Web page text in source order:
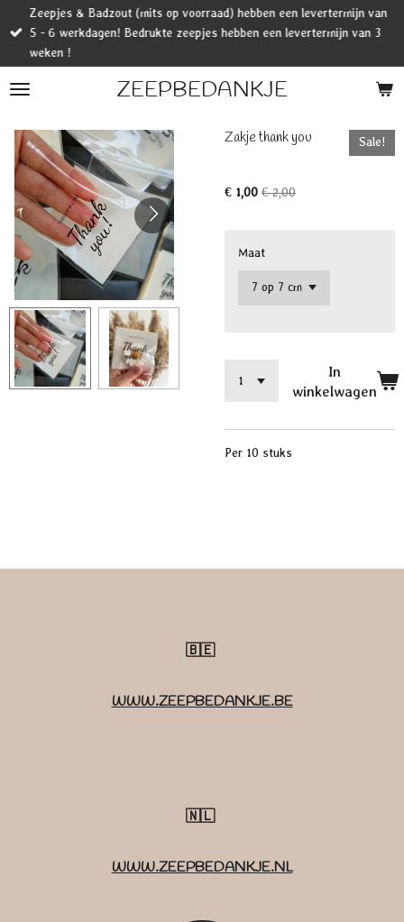
direct
naar
hoofdinhoud
ZEEPBEDANKJE
Zeepjes & Badzout (mits op voorraad) hebben een levertermijn van
5 - 6 werkdagen! Bedrukte zeepjes hebben een levertermijn van 3
weken !
Zakje thank you Sale!
€ 1,00 € 2,00
Maat
In
winkelwagen
Per 10 stuks
🇧🇪
WWW.ZEEPBEDANKJE.BE
🇳🇱
WWW.ZEEPBEDANKJE.NL